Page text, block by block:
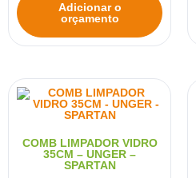
Adicionar o
orçamento
COMB LIMPADOR VIDRO
35CM – UNGER –
SPARTAN